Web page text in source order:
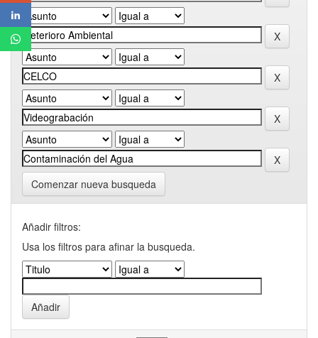
Comenzar nueva busqueda
Añadir filtros:
Usa los filtros para afinar la busqueda.